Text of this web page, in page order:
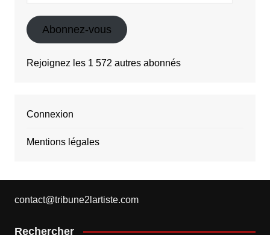
Abonnez-vous
Rejoignez les 1 572 autres abonnés
Connexion
Mentions légales
contact@tribune2lartiste.com
Rechercher